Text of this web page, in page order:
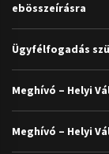
ebösszeírásra
Ügyfélfogadás
Meghívó – Helyi
Meghívó – Helyi